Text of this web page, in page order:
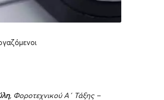
, Φοροτεχνικού Α΄ Τάξης –